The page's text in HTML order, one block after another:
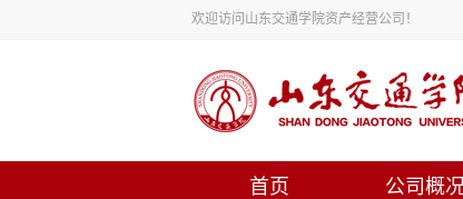
欢迎访问山东交通学院资产经营公司！
首页 公司概